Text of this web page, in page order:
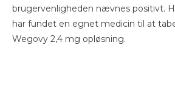
brugervenligheden nævnes positivt.
har fundet en egnet medicin til at
Wegovy 2,4 mg opløsning.